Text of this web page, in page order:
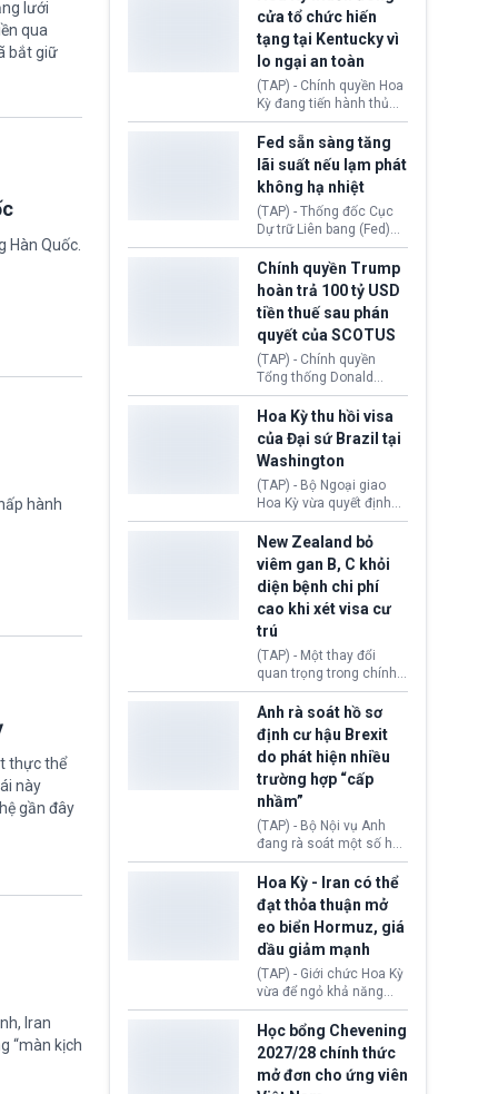
lưới
qua
bắt giữ
Quốc.
hành
thực thể
này
gần đây
Iran
“màn kịch
nhằm duy trì hoạt động
Chủ tịch Gianni Infantino
tiếp tục đối mặt cáo
buộc dùng sức ép tài
chính để đổi lấy sự ủng
chính trị từ Liên đoàn
Bóng đá Jordan. Trước
áp lực dồn dập, FIFA phải
tổ chức cuộc họp khẩn ở
Morocco.
cửa tổ chức hiến
tạng tại Kentucky vì
lo ngại an toàn
(TAP) - Chính quyền Hoa
Kỳ đang tiến hành thủ
tục thu hồi chứng nhận
hoạt động của tổ chức
hiến tạng Network for
Hope (bang Kentucky).
Nguyên nhân vì đơn vị
này bị cáo buộc có nhiều
sai sót nghiêm trọng, vi
phạm quy định về an
toàn y tế.
Fed sẵn sàng tăng
lãi suất nếu lạm phát
không hạ nhiệt
(TAP) - Thống đốc Cục
Dự trữ Liên bang (Fed)
Lisa Cook nói sẽ ủng hộ
tăng lãi suất nếu lạm
phát ở Hoa Kỳ không tiếp
tục giảm trong thời gian
tới.
Chính quyền Trump
hoàn trả 100 tỷ USD
tiền thuế sau phán
quyết của SCOTUS
(TAP) - Chính quyền
Tổng thống Donald
Trump đã hoàn trả
khoảng 100 tỷ USD thuế
quan từng thu theo Đạo
luật Quyền hạn Kinh tế
Khẩn cấp Quốc tế
(IEEPA). Động thái này
diễn ra sau phán quyết
hồi tháng 2 bởi Tòa án
Tối cao Hoa Kỳ
(SCOTUS) khi tuyên bố,
việc áp thuế diện rộng là
hoàn toàn bất hợp pháp.
Hoa Kỳ thu hồi visa
của Đại sứ Brazil tại
Washington
(TAP) - Bộ Ngoại giao
Hoa Kỳ vừa quyết định
thu hồi thị thực (visa)
của bà Maria Luiza
Ribeiro Viotti - Đại sứ
Brazil tại Washington.
Động thái trên diễn ra
trong bối cảnh tranh
chấp ngoại giao giữa
chính quyền Tổng thống
Donald Trump và chính
phủ cánh tả Tổng thống
da Silva đang leo thang
gay gắt.
New Zealand bỏ
viêm gan B, C khỏi
diện bệnh chi phí
cao khi xét visa cư
trú
(TAP) - Một thay đổi
quan trọng trong chính
sách nhập cư của New
Zealand đang mở ra
thêm cơ hội cho nhiều
người muốn định cư. Từ
nay, người mắc viêm
gan B hoặc viêm gan C
sẽ không còn bị mặc
định không đáp ứng tiêu
chuẩn sức khỏe chỉ vì
chi phí điều trị khi nộp hồ
Anh rà soát hồ sơ
định cư hậu Brexit
do phát hiện nhiều
trường hợp “cấp
nhầm”
(TAP) - Bộ Nội vụ Anh
đang rà soát một số hồ
sơ thuộc Chương trình
Định cư EU (EU
Settlement Scheme -
EUSS) sau khi xác định
có trường hợp được cấp
quy chế cư trú hậu
Brexit “do nhầm lẫn”.
Động thái này làm dấy
lên lo ngại về việc thực
thi Thỏa thuận Rút khỏi
Liên minh châu Âu
(Withdrawal
Agreement).
Hoa Kỳ - Iran có thể
đạt thỏa thuận mở
eo biển Hormuz, giá
dầu giảm mạnh
(TAP) - Giới chức Hoa Kỳ
vừa để ngỏ khả năng
sớm đạt thỏa thuận với
Iran nhằm mở lại eo biển
Hormuz, mở đường cho
việc khôi phục hoạt
động hàng hải. Những
Học bổng Chevening
2027/28 chính thức
mở đơn cho ứng viên